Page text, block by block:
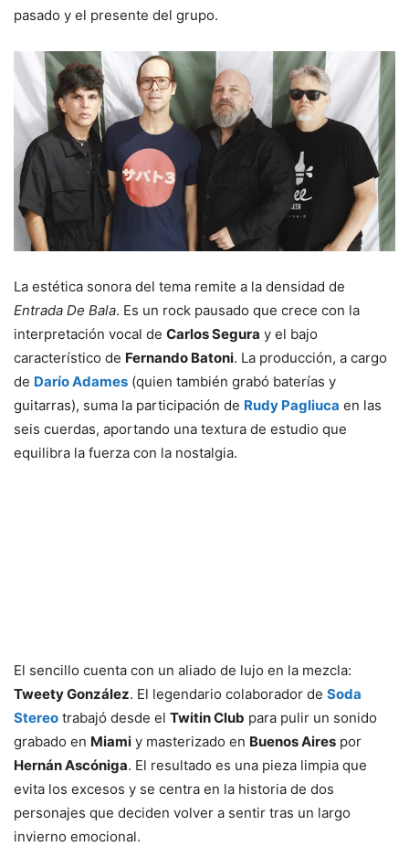
pasado y el presente del grupo.
La estética sonora del tema remite a la densidad de
Entrada De Bala. Es un rock pausado que crece con la
interpretación vocal de Carlos Segura y el bajo
característico de Fernando Batoni. La producción, a cargo
de Darío Adames (quien también grabó baterías y
guitarras), suma la participación de Rudy Pagliuca en las
seis cuerdas, aportando una textura de estudio que
equilibra la fuerza con la nostalgia.
El sencillo cuenta con un aliado de lujo en la mezcla:
Tweety González. El legendario colaborador de Soda
Stereo trabajó desde el Twitin Club para pulir un sonido
grabado en Miami y masterizado en Buenos Aires por
Hernán Ascóniga. El resultado es una pieza limpia que
evita los excesos y se centra en la historia de dos
personajes que deciden volver a sentir tras un largo
invierno emocional.